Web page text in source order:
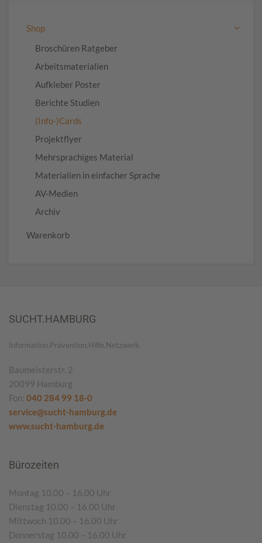
Shop
Broschüren Ratgeber
Arbeitsmaterialien
Aufkleber Poster
Berichte Studien
(Info-)Cards
Projektflyer
Mehrsprachiges Material
Materialien in einfacher Sprache
AV-Medien
Archiv
Warenkorb
SUCHT.HAMBURG
Information.Prävention.Hilfe.Netzwerk.
Baumeisterstr. 2
20099 Hamburg
Fon: 040 284 99 18-0
service@sucht-hamburg.de
www.sucht-hamburg.de
Bürozeiten
Montag 10.00 – 16.00 Uhr
Dienstag 10.00 – 16.00 Uhr
Mittwoch 10.00 – 16.00 Uhr
Donnerstag 10.00 – 16.00 Uhr